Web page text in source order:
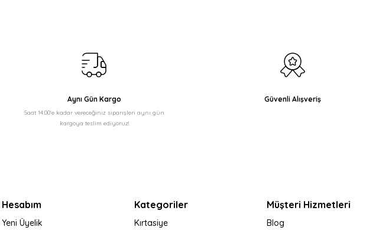
Aynı Gün Kargo
Saat 14:00'e kadar vereceğiniz siparişleri aynı gün
kargoya teslim ediyoruz!
Güvenli Alışveriş
Hesabım
Yeni Üyelik
Kategoriler
Kırtasiye
Müşteri Hizmetleri
Blog